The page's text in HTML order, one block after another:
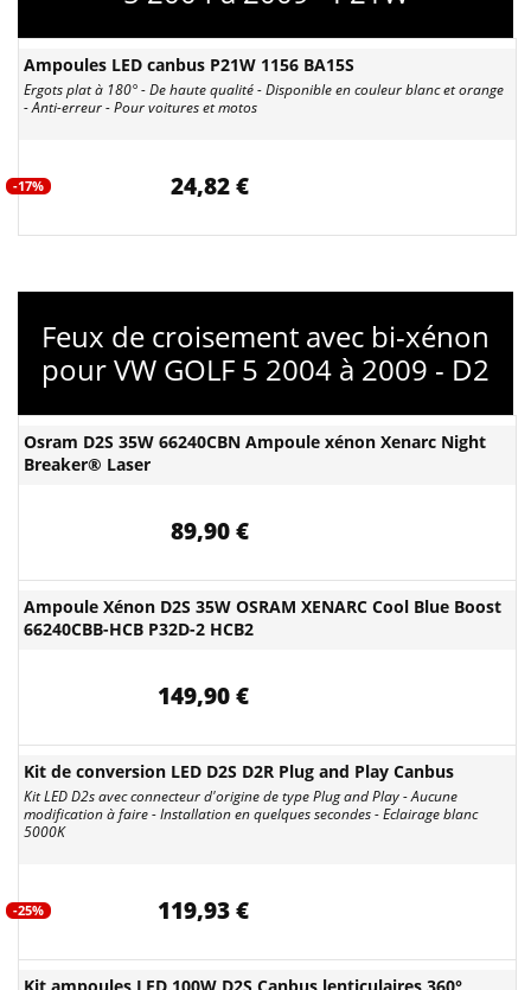
Ampoules LED canbus P21W 1156 BA15S
Ergots plat à 180° - De haute qualité - Disponible en couleur blanc et orange
- Anti-erreur - Pour voitures et motos
-17% 24,82 €
Feux de croisement avec bi-xénon
pour VW GOLF 5 2004 à 2009 - D2
Osram D2S 35W 66240CBN Ampoule xénon Xenarc Night
Breaker® Laser
89,90 €
Ampoule Xénon D2S 35W OSRAM XENARC Cool Blue Boost
66240CBB-HCB P32D-2 HCB2
149,90 €
Kit de conversion LED D2S D2R Plug and Play Canbus
Kit LED D2s avec connecteur d'origine de type Plug and Play - Aucune
modification à faire - Installation en quelques secondes - Eclairage blanc
5000K
-25% 119,93 €